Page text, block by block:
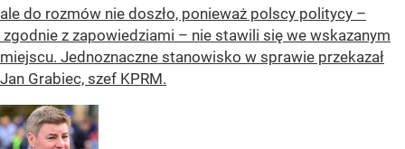
ale do rozmów nie doszło, ponieważ polscy politycy –
zgodnie z zapowiedziami – nie stawili się we wskazanym
miejscu. Jednoznaczne stanowisko w sprawie przekazał
Jan Grabiec, szef KPRM.